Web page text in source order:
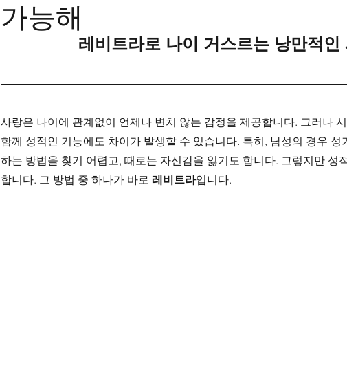
가능해
레비트라로 나이 거스르는 낭만적인
사랑은 나이에 관계없이 언제나 변치 않는 감정을 제공합니다. 그러나
함께 성적인 기능에도 차이가 발생할 수 있습니다. 특히, 남성의 경우
하는 방법을 찾기 어렵고, 때로는 자신감을 잃기도 합니다. 그렇지만 성
합니다. 그 방법 중 하나가 바로 레비트라입니다.